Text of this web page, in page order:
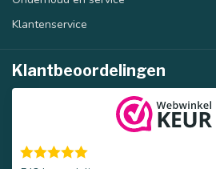
Klantenservice
Klantbeoordelingen